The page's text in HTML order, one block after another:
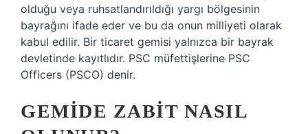
olduğu veya ruhsatlandırıldığı yargı bölgesinin
bayrağını ifade eder ve bu da onun milliyeti olarak
kabul edilir. Bir ticaret gemisi yalnızca bir bayrak
devletinde kayıtlıdır. PSC müfettişlerine PSC
Officers (PSCO) denir.
GEMIDE ZABIT NASIL